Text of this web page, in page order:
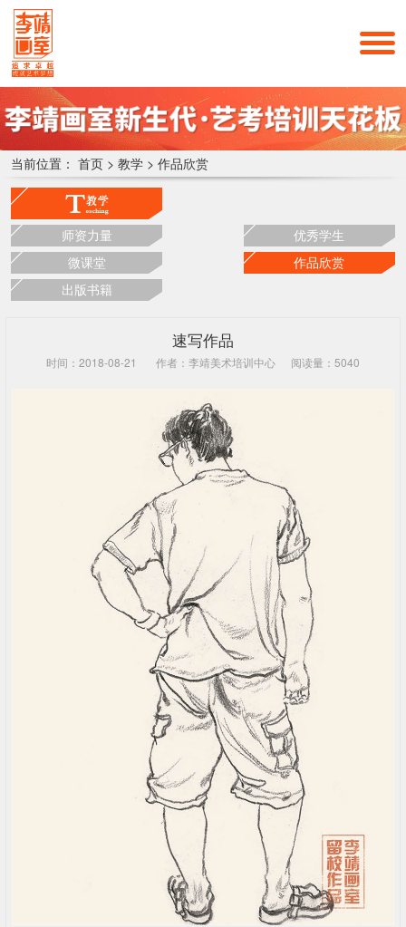
当前位置： 首页 > 教学 > 作品欣赏
师资力量
优秀学生
微课堂
作品欣赏
出版书籍
速写作品
时间：2018-08-21 作者：李靖美术培训中心 阅读量：5040